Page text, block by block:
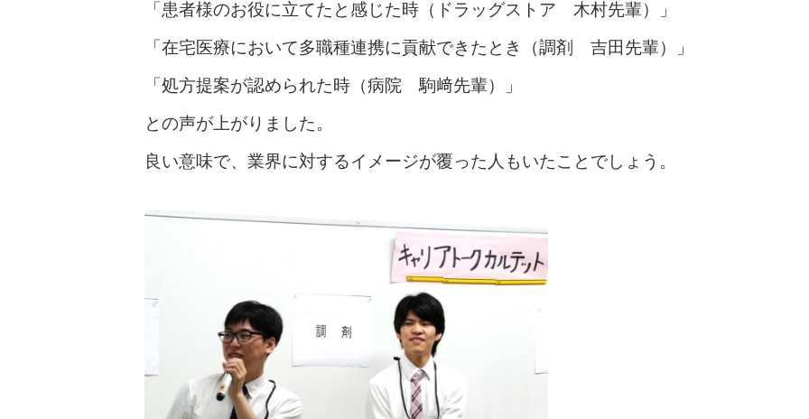
「患者様のお役に立てたと感じた時（ドラッグストア 木村先輩）」
「在宅医療において多職種連携に貢献できたとき（調剤 吉田先輩）」
「処方提案が認められた時（病院 駒﨑先輩）」
との声が上がりました。
良い意味で、業界に対するイメージが覆った人もいたことでしょう。